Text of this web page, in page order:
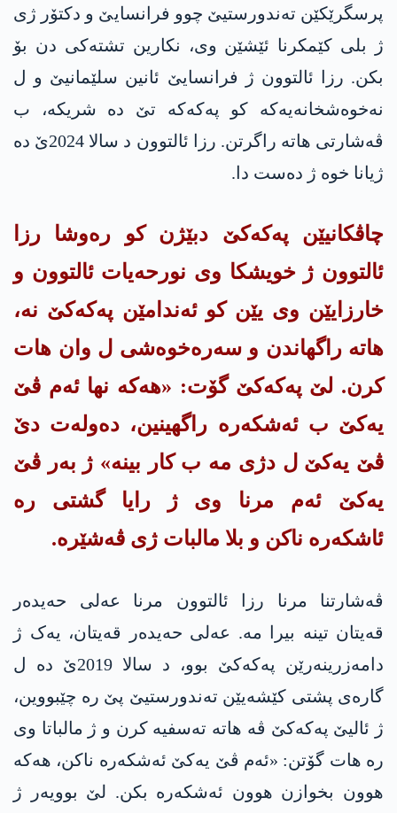
پرسگرێکێن تەندورستیێ چوو فرانسایێ و دکتۆر ژی
ژ بلی کێمکرنا ئێشێن وی، نكارین تشتەکی دن بۆ
بکن. رزا ئالتوون ژ فرانسایێ ئانین سلێمانیێ و ل
نەخوەشخانەیەکە کو په‌كه‌كە تێ ده‌ شریكه‌، ب
ڤەشارتی هاتە راگرتن. رزا ئالتوون د سالا 2024ێ دە
ژیانا خوە ژ دەست دا.
چاڤکانیێن په‌كه‌كێ دبێژن کو رەوشا رزا
ئالتوون ژ خویشکا وی نورحه‌یات ئالتوون و
خارزایێن وی یێن کو ئەندامێن په‌كه‌كێ نە،
هاتە راگهاندن و سەره‌خوەشی ل وان هات
كرن. لێ په‌كه‌كێ گۆت: «هەکە نها ئەم ڤێ
یەکێ ب ئەشکەرە راگهینین، دەولەت دێ
ڤێ یەکێ ل دژی مە ب کار بینە» ژ بەر ڤێ
یەکێ ئەم مرنا وی ژ رایا گشتی رە
ئاشکەرە ناکن و بلا مالبات ژی ڤەشێرە.
ڤەشارتنا مرنا رزا ئالتوون مرنا عه‌لی حه‌یده‌ر
قەیتان تینە بیرا مە. عه‌لی حه‌یده‌ر قەیتان، یەک ژ
دامەزرینەرێن په‌كه‌كێ بوو، د سالا 2019ێ دە ل
گاره‌ی پشتی کێشەیێن تەندورستیێ پێ رە چێبووین،
ژ ئالیێ په‌كه‌كێ ڤە هاتە ته‌سفیه‌ کرن و ژ مالباتا وی
رە هات گۆتن: «ئەم ڤێ یەکێ ئەشکەرە ناکن، هەکە
هوون بخوازن هوون ئەشکەرە بکن. لێ بوویەر ژ